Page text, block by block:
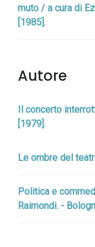
muto / a cura di
[1985].
Autore
Il concerto
[1979].
Le ombre del
Politica e
Raimondi. -